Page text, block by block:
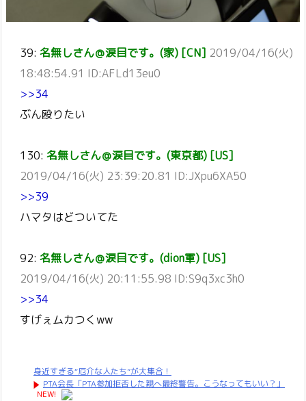
39: 名無しさん＠涙目です。(家) [CN] 2019/04/16(火)
18:48:54.91 ID:AFLd13eu0
>>34
ぶん殴りたい
130: 名無しさん＠涙目です。(東京都) [US]
2019/04/16(火) 23:39:20.81 ID:JXpu6XA50
>>39
ハマタはどついてた
92: 名無しさん＠涙目です。(dion軍) [US]
2019/04/16(火) 20:11:55.98 ID:S9q3xc3h0
>>34
すげぇムカつくww
身近すぎる“厄介な人たち”が大集合！
PTA会長「PTA参加拒否した親へ最終警告。こうなってもいい？」
NEW!